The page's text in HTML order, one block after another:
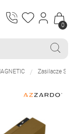
0
Zasilacze